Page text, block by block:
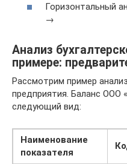
Горизонтальный
→
Анализ
примере:
Рассмотрим пример
предприятия. Баланс ООО
следующий вид:
Наименование
показателя